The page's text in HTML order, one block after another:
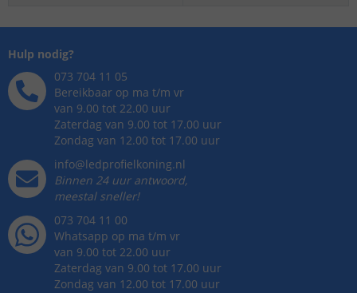
Hulp nodig?
073 704 11 05
Bereikbaar op ma t/m vr
van 9.00 tot 22.00 uur
Zaterdag van 9.00 tot 17.00 uur
Zondag van 12.00 tot 17.00 uur
info@ledprofielkoning.nl
Binnen 24 uur antwoord,
meestal sneller!
073 704 11 00
Whatsapp op ma t/m vr
van 9.00 tot 22.00 uur
Zaterdag van 9.00 tot 17.00 uur
Zondag van 12.00 tot 17.00 uur